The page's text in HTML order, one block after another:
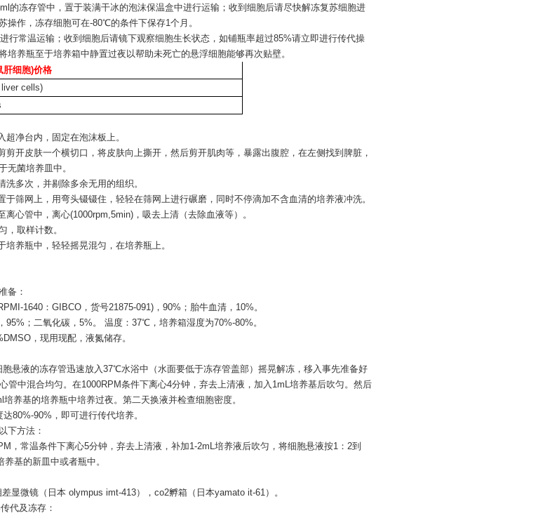
的冻存管中，置于装满干冰的泡沫保温盒中进行运输；收到细胞后请尽快解冻复苏细胞进
操作，冻存细胞可在-80℃的条件下保存1个月。
行常温运输；收到细胞后请镜下观察细胞生长状态，如铺瓶率超过85%请立即进行传代操
培养瓶至于培养箱中静置过夜以帮助未死亡的悬浮细胞能够再次贴壁。
肝细胞)价格
liver cells)
超净台内，固定在泡沫板上。
剪开皮肤一个横切口，将皮肤向上撕开，然后剪开肌肉等，暴露出腹腔，在左侧找到脾脏，
无菌培养皿中。
多次，并剔除多余无用的组织。
于筛网上，用弯头镊镊住，轻轻在筛网上进行碾磨，同时不停滴加不含血清的培养液冲洗。
离心管中，离心(1000rpm,5min)，吸去上清（去除血液等）。
，取样计数。
培养瓶中，轻轻摇晃混匀，在培养瓶上。
备：
1640：GIBCO，货号21875-091)，90%；胎牛血清，10%。
95%；二氧化碳，5%。 温度：37℃，培养箱湿度为70%-80%。
，现用现配，液氮储存。
胞悬液的冻存管迅速放入37℃水浴中（水面要低于冻存管盖部）摇晃解冻，移入事先准备好
管中混合均匀。在1000RPM条件下离心4分钟，弃去上清液，加入1mL培养基后吹匀。然后
养基的培养瓶中培养过夜。第二天换液并检查细胞密度。
80%-90%，即可进行传代培养。
下方法：
，常温条件下离心5分钟，弃去上清液，补加1-2mL培养液后吹匀，将细胞悬液按1：2到
基的新皿中或者瓶中。
显微镜（日本 olympus imt-413），co2孵箱（日本yamato it-61）。
代及冻存：